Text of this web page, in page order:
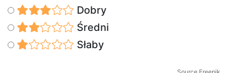
Dobry
Średni
Słaby